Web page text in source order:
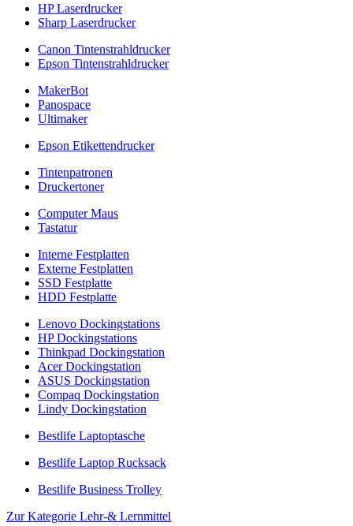
HP Laserdrucker
Sharp Laserdrucker
Canon Tintenstrahldrucker
Epson Tintenstrahldrucker
MakerBot
Panospace
Ultimaker
Epson Etikettendrucker
Tintenpatronen
Druckertoner
Computer Maus
Tastatur
Interne Festplatten
Externe Festplatten
SSD Festplatte
HDD Festplatte
Lenovo Dockingstations
HP Dockingstations
Thinkpad Dockingstation
Acer Dockingstation
ASUS Dockingstation
Compaq Dockingstation
Lindy Dockingstation
Bestlife Laptoptasche
Bestlife Laptop Rucksack
Bestlife Business Trolley
Zur Kategorie Lehr-& Lernmittel